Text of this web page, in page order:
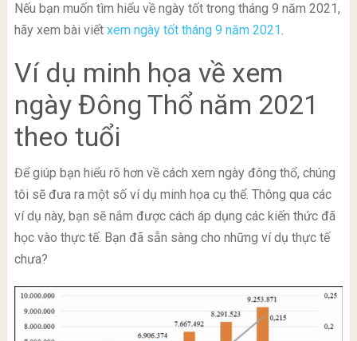
Nếu bạn muốn tìm hiểu về ngày tốt trong tháng 9 năm 2021,
hãy xem bài viết xem ngày tốt tháng 9 năm 2021.
Ví dụ minh họa về xem
ngày Đông Thổ năm 2021
theo tuổi
Để giúp bạn hiểu rõ hơn về cách xem ngày đông thổ, chúng
tôi sẽ đưa ra một số ví dụ minh họa cụ thể. Thông qua các
ví dụ này, bạn sẽ nắm được cách áp dụng các kiến thức đã
học vào thực tế. Bạn đã sẵn sàng cho những ví dụ thực tế
chưa?